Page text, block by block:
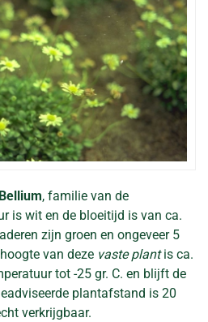
Bellium, familie van de
is wit en de bloeitijd is van ca.
zijn groen en ongeveer 5
van deze vaste plantis ca.
tot -25 gr. C. en blijft de
plantafstand is 20
verkrijgbaar.